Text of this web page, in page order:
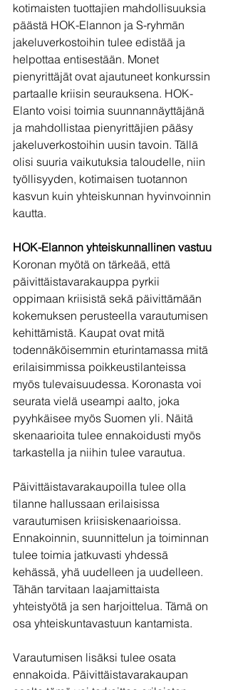
kotimaisten tuottajien mahdollisuuksia
päästä HOK-Elannon ja S-ryhmän
jakeluverkostoihin tulee edistää ja
helpottaa entisestään. Monet
pienyrittäjät ovat ajautuneet konkurssin
partaalle kriisin seurauksena. HOK-
Elanto voisi toimia suunnannäyttäjänä
ja mahdollistaa pienyrittäjien pääsy
jakeluverkostoihin uusin tavoin. Tällä
olisi suuria vaikutuksia taloudelle, niin
työllisyyden, kotimaisen tuotannon
kasvun kuin yhteiskunnan hyvinvoinnin
kautta.
HOK-Elannon yhteiskunnallinen vastuu
Koronan myötä on tärkeää, että
päivittäistavarakauppa pyrkii
oppimaan kriisistä sekä päivittämään
kokemuksen perusteella varautumisen
kehittämistä. Kaupat ovat mitä
todennäköisemmin eturintamassa mitä
erilaisimmissa poikkeustilanteissa
myös tulevaisuudessa. Koronasta voi
seurata vielä useampi aalto, joka
pyyhkäisee myös Suomen yli. Näitä
skenaarioita tulee ennakoidusti myös
tarkastella ja niihin tulee varautua.
Päivittäistavarakaupoilla tulee olla
tilanne hallussaan erilaisissa
varautumisen kriisiskenaarioissa.
Ennakoinnin, suunnittelun ja toiminnan
tulee toimia jatkuvasti yhdessä
kehässä, yhä uudelleen ja uudelleen.
Tähän tarvitaan laajamittaista
yhteistyötä ja sen harjoittelua. Tämä on
osa yhteiskuntavastuun kantamista.
Varautumisen lisäksi tulee osata
ennakoida. Päivittäistavarakaupan